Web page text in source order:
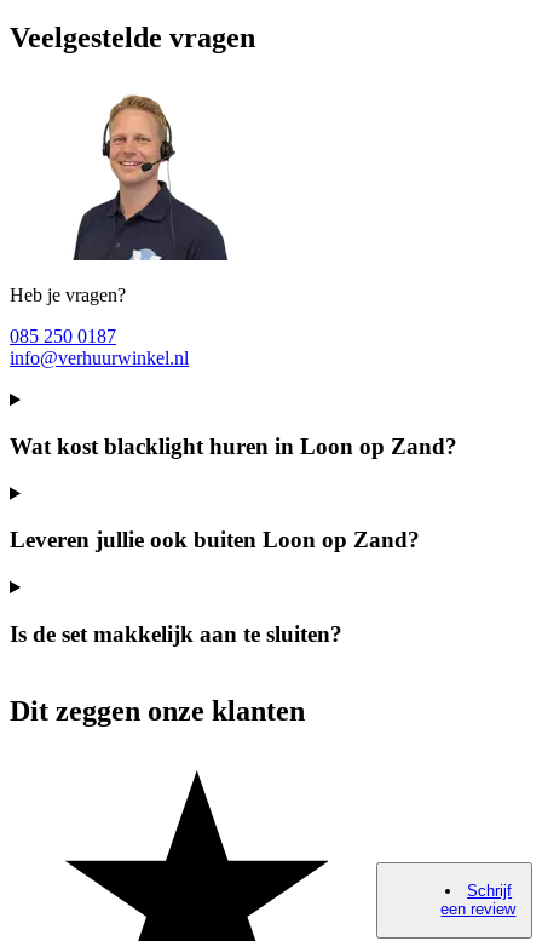
Veelgestelde vragen
Heb je vragen?
085 250 0187
info@verhuurwinkel.nl
Wat kost blacklight huren in Loon op Zand?
Leveren jullie ook buiten Loon op Zand?
Is de set makkelijk aan te sluiten?
Dit zeggen onze klanten
Schrijf
een review